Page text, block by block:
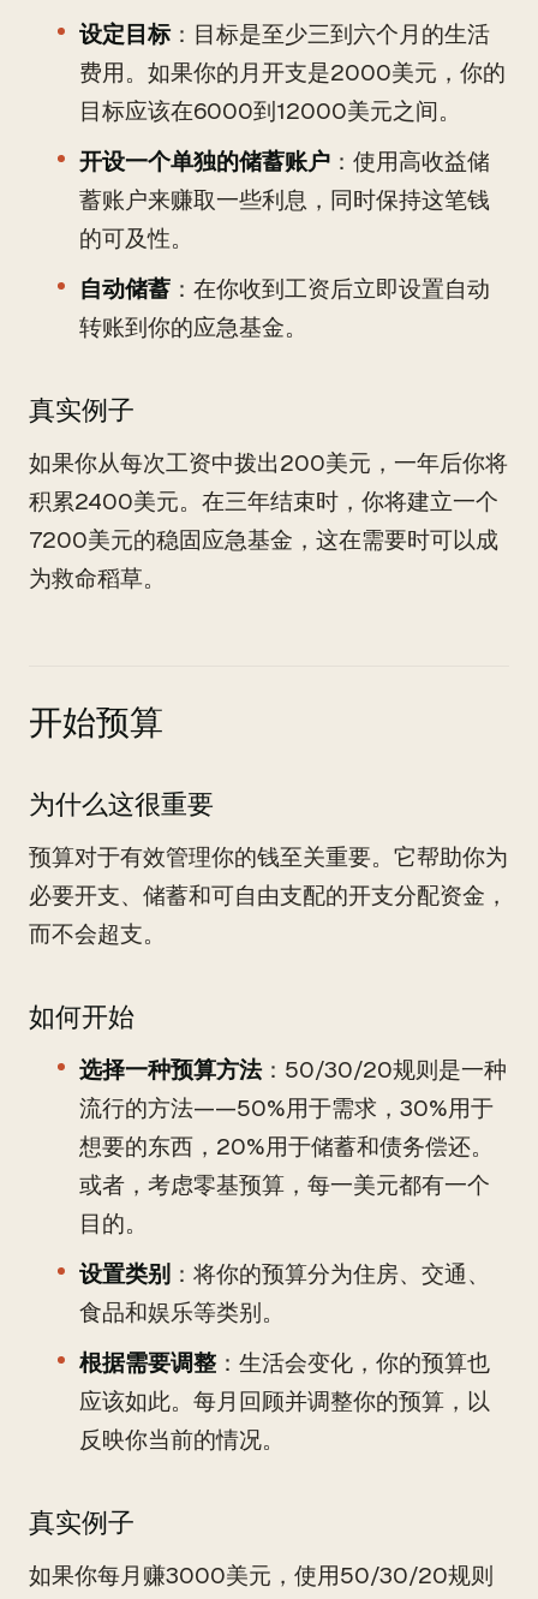
设定目标：目标是至少三到六个月的生活
费用。如果你的月开支是2000美元，你的
目标应该在6000到12000美元之间。
开设一个单独的储蓄账户 ：使用高收益储
蓄账户来赚取一些利息，同时保持这笔钱
的可及性。
自动储蓄 ：在你收到工资后立即设置自动
转账到你的应急基金。
真实例子
如果你从每次工资中拨出200美元，一年后你将
积累2400美元。在三年结束时，你将建立一个
7200美元的稳固应急基金，这在需要时可以成
为救命稻草。
开始预算
为什么这很重要
预算对于有效管理你的钱至关重要。它帮助你为
必要开支、储蓄和可自由支配的开支分配资金，
而不会超支。
如何开始
选择一种预算方法：50/30/20规则是一种
流行的方法——50%用于需求，30%用于
想要的东西，20%用于储蓄和债务偿还。
或者，考虑零基预算，每一美元都有一个
目的。
设置类别 ：将你的预算分为住房、交通、
食品和娱乐等类别。
根据需要调整 ：生活会变化，你的预算也
应该如此。每月回顾并调整你的预算，以
反映你当前的情况。
真实例子
如果你每月赚3000美元，使用50/30/20规则